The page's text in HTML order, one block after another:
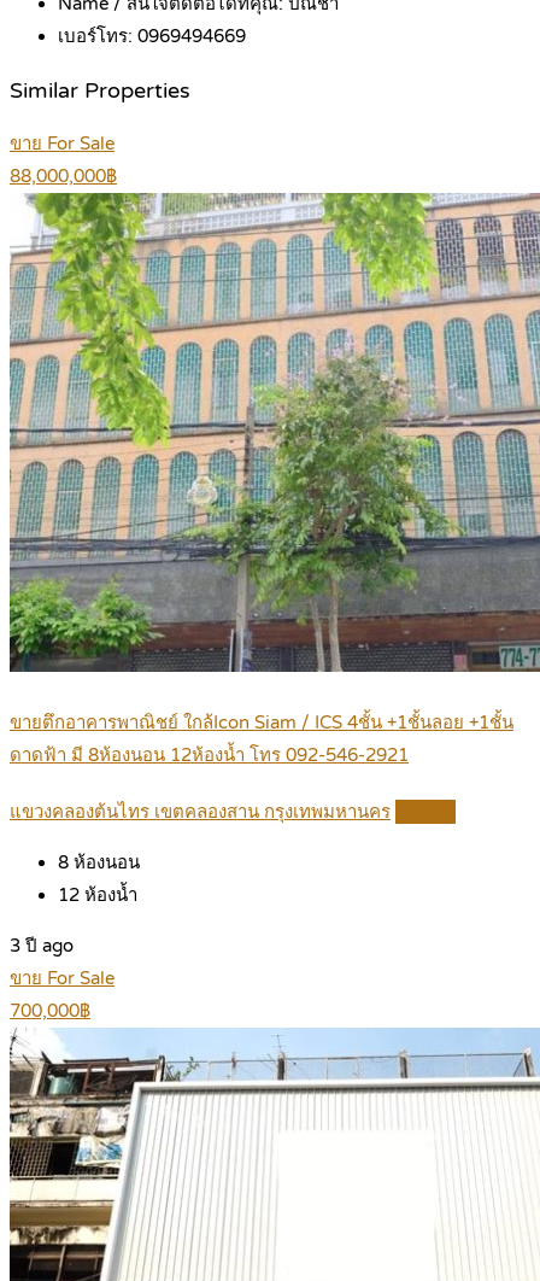
เบอร์โทร: 0969494669
Similar Properties
ขาย For Sale
88,000,000฿
ขายตึกอาคารพาณิชย์ ใกล้Icon Siam / ICS 4ชั้น +1ชั้นลอย +1ชั้น
ดาดฟ้า มี 8ห้องนอน 12ห้องน้ำ โทร 092-546-2921
แขวงคลองต้นไทร เขตคลองสาน กรุงเทพมหานคร
8 ห้องนอน
12 ห้องน้ำ
3 ปี ago
ขาย For Sale
700,000฿